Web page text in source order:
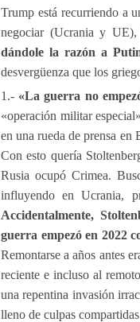
Trump está recurriendo a
negociar (Ucrania y UE),
dándole la razón a
desvergüenza que los
1.- «La guerra no
«operación militar
en una rueda de prensa en
Con esto quería
Rusia ocupó Crimea.
influyendo en Ucrania,
Accidentalmente,
guerra empezó en 2022
Remontarse a años antes
reciente e incluso al
una repentina invasión
lleno de culpas